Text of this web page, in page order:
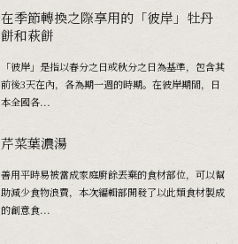
在季節轉換之際享用的「彼岸」牡丹
餅和萩餅
「彼岸」是指以春分之日或秋分之日為基準，包含其
前後3天在內，各為期一週的時期。在彼岸期間，日
本全國各...
芹菜葉濃湯
善用平時易被當成家庭廚餘丟棄的食材部位，可以幫
助減少食物浪費，本次編輯部開發了以此類食材製成
的創意食...